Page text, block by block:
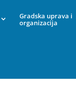
Gradska uprava i
organizacija